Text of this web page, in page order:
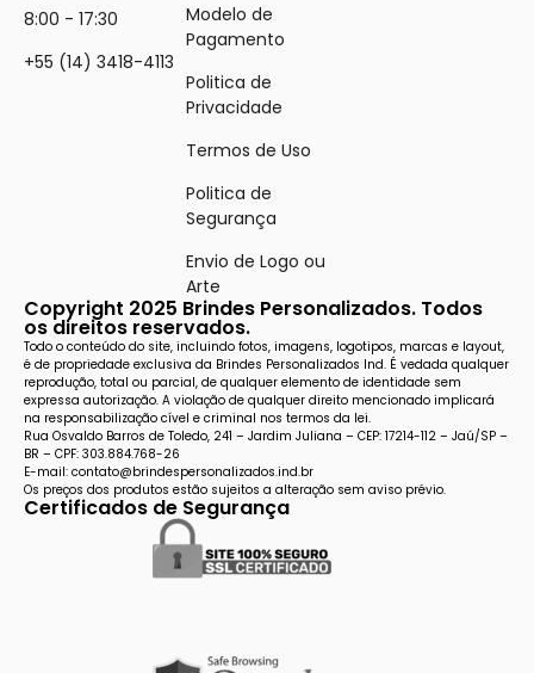
8:00 - 17:30
+55 (14) 3418-4113
Modelo de
Pagamento
Politica de
Privacidade
Termos de Uso
Politica de
Segurança
Envio de Logo ou
Arte
Copyright 2025 Brindes Personalizados. Todos
os direitos reservados.
Todo o conteúdo do site, incluindo fotos, imagens, logotipos, marcas e layout,
é de propriedade exclusiva da Brindes Personalizados Ind. É vedada qualquer
reprodução, total ou parcial, de qualquer elemento de identidade sem
expressa autorização. A violação de qualquer direito mencionado implicará
na responsabilização cível e criminal nos termos da lei.
Rua Osvaldo Barros de Toledo, 241 – Jardim Juliana – CEP: 17214-112 – Jaú/SP –
BR – CPF: 303.884.768-26
E-mail: contato@brindespersonalizados.ind.br
Os preços dos produtos estão sujeitos a alteração sem aviso prévio.
Certificados de Segurança